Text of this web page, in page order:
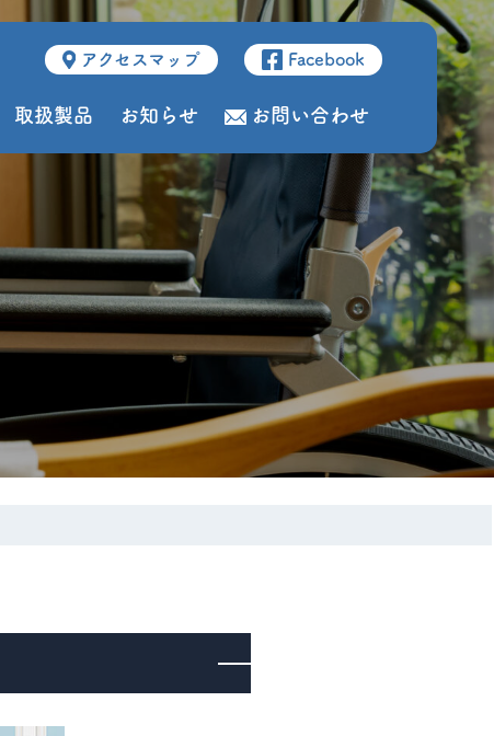
アクセスマップ Facebook
取扱製品 お知らせ お問い合わせ